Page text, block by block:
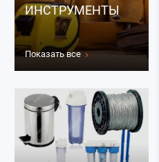
ИНСТРУМЕНТЫ
Показать все